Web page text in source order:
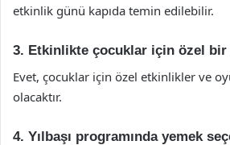
etkinlik günü kapıda temin edilebilir.
3. Etkinlikte çocuklar için özel bir
Evet, çocuklar için özel etkinlikler ve
olacaktır.
4. Yılbaşı programında yemek